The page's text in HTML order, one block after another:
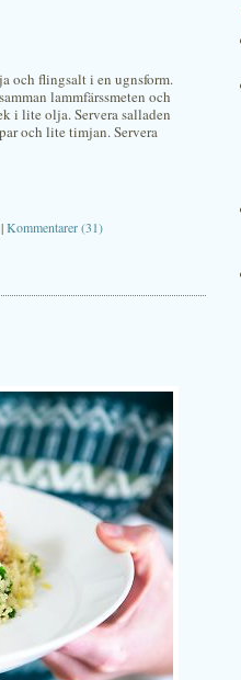
och flingsalt i en ugnsform.
lammfärssmeten och
i lite olja. Servera salladen
och lite timjan. Servera
|Kommentarer (31)